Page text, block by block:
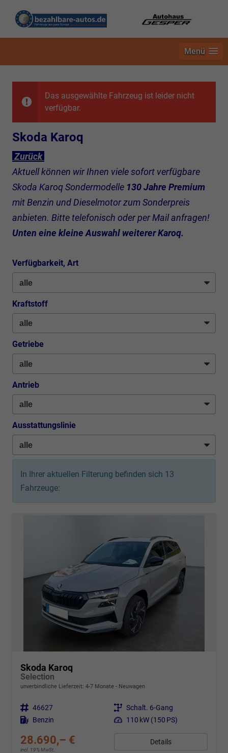
Menü
Das ausgewählte Fahrzeug ist leider nicht
verfügbar.
Skoda Karoq
Zurück
Aktuell können wir Ihnen viele sofort verfügbare
Skoda Karoq Sondermodelle 130 Jahre Premium
mit Benzin und Dieselmotor zum Sonderpreis
anbieten. Bitte telefonisch oder per Mail anfragen!
Unten eine kleine Auswahl weiterer Karoq.
Verfügbarkeit, Art
Kraftstoff
Getriebe
Antrieb
Ausstattungslinie
In Ihrer aktuellen Filterung befinden sich 13
Fahrzeuge:
Skoda Karoq
Selection
unverbindliche Lieferzeit: 4-7 Monate Neuwagen
Fahrzeugnr. 46627 Getriebe Schalt. 6-Gang
Kraftstoff Benzin Leistung 110 kW (150 PS)
28.690,– €
incl. 19% MwSt.
Details